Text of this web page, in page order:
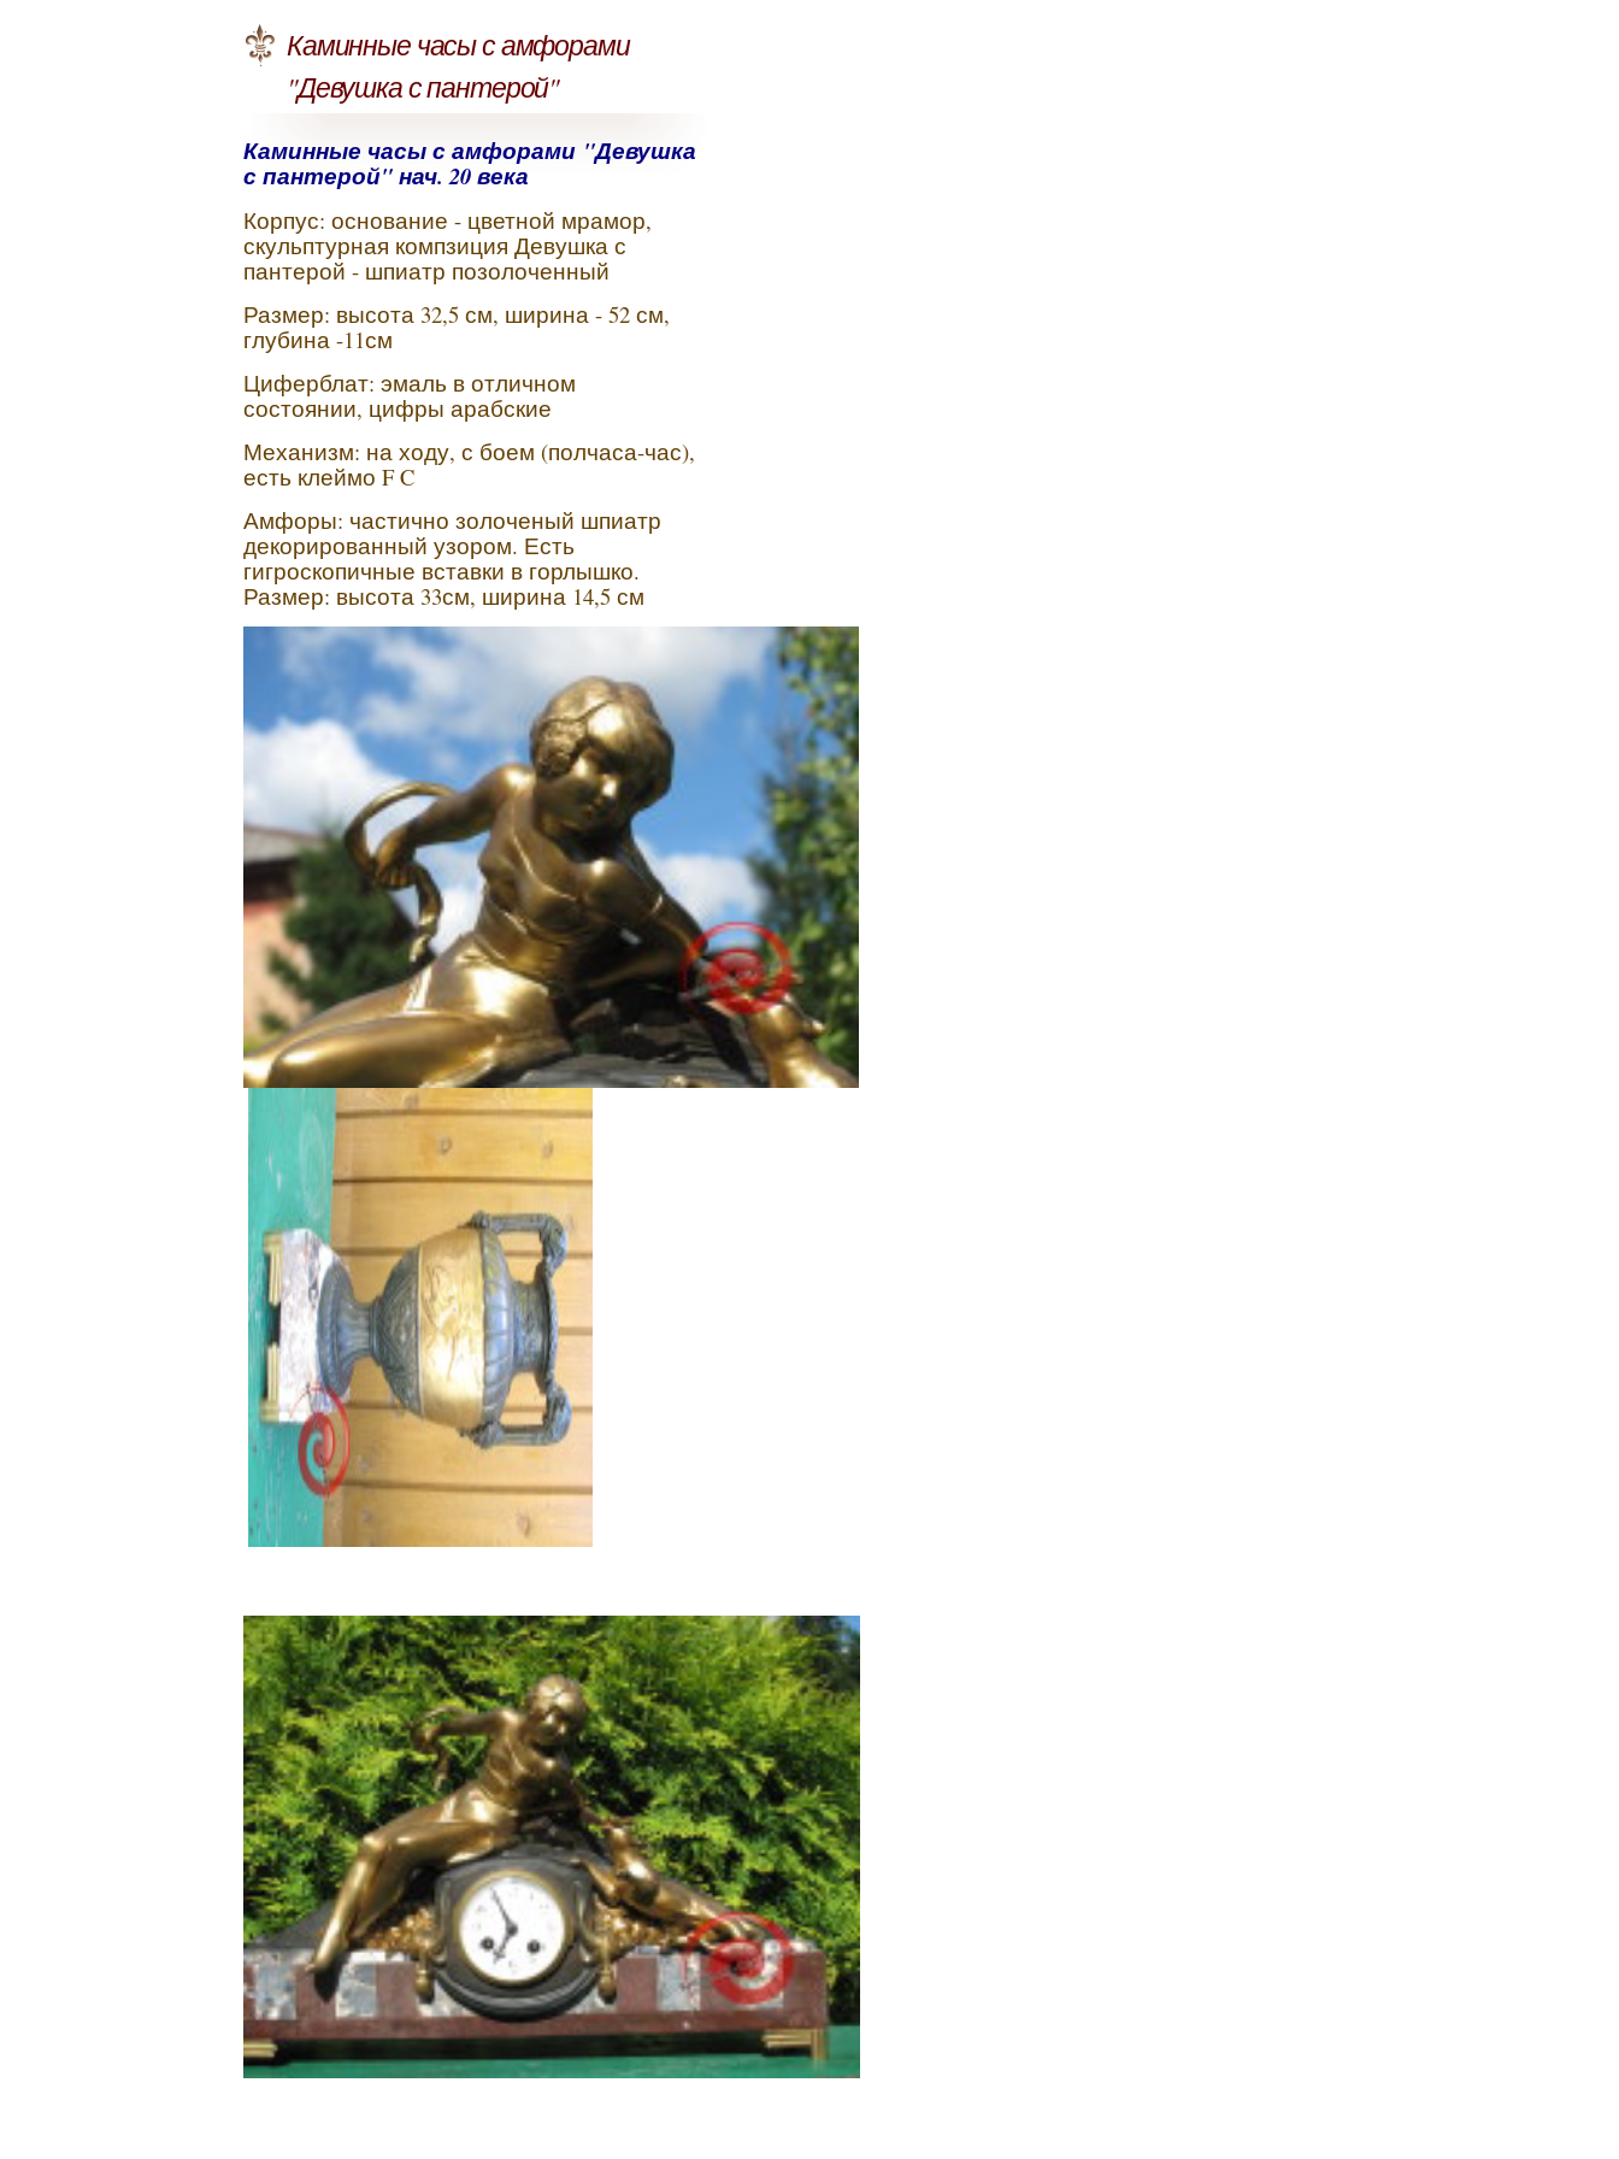
Каминные часы с амфорами
"Девушка с пантерой"
Каминные часы с амфорами "Девушка
с пантерой" нач. 20 века
Корпус: основание - цветной мрамор,
скульптурная компзиция Девушка с
пантерой - шпиатр позолоченный
Размер: высота 32,5 см, ширина - 52 см,
глубина -11см
Циферблат: эмаль в отличном
состоянии, цифры арабские
Механизм: на ходу, с боем (полчаса-час),
есть клеймо F C
Амфоры: частично золоченый шпиатр
декорированный узором. Есть
гигроскопичные вставки в горлышко.
Размер: высота 33см, ширина 14,5 см